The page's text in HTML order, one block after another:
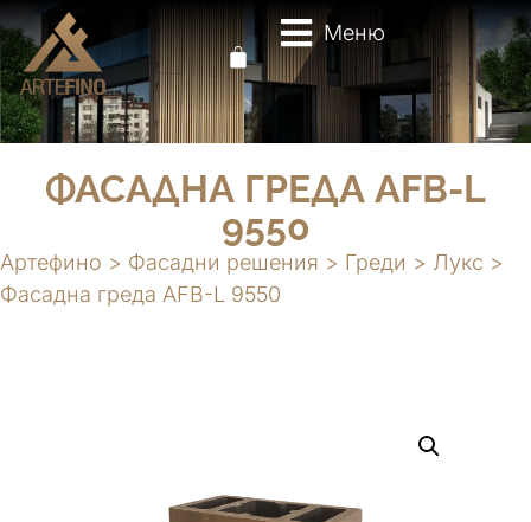
Меню
ФАСАДНА ГРЕДА AFB-L
9550
Артефино > Фасадни решения > Греди > Лукс >
Фасадна греда AFB-L 9550